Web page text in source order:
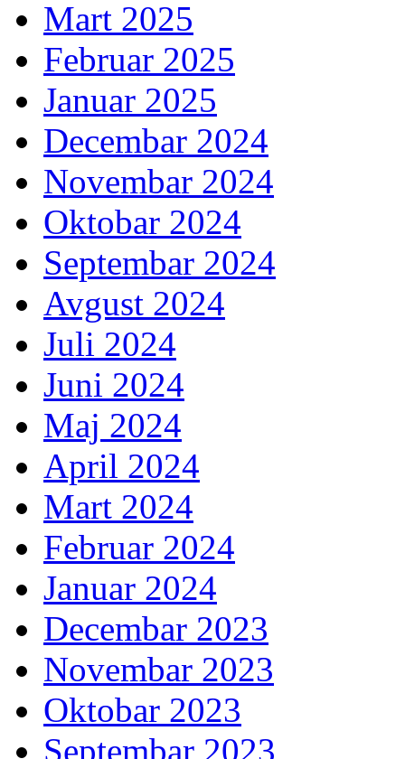
Mart 2025
Februar 2025
Januar 2025
Decembar 2024
Novembar 2024
Oktobar 2024
Septembar 2024
Avgust 2024
Juli 2024
Juni 2024
Maj 2024
April 2024
Mart 2024
Februar 2024
Januar 2024
Decembar 2023
Novembar 2023
Oktobar 2023
Septembar 2023